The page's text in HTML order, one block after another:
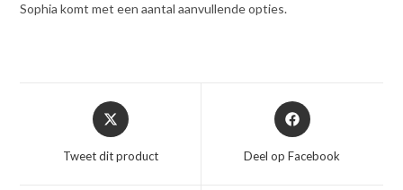
Sophia komt met een aantal aanvullende opties.
Opent
in
een
nieuw
Tweet dit product
Opent
in
een
nieuw
Deel op Facebook